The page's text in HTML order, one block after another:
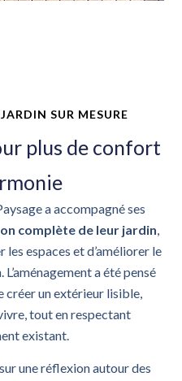
SUR MESURE
plus de confort
a accompagné ses
complète de leur jardin,
espaces et d’améliorer le
a été pensé
créer un extérieur lisible,
tout en respectant
existant.
une réflexion autour des